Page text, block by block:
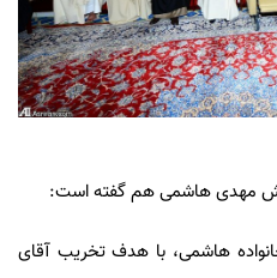
مهدی هاشمی هم گفته است:
هاشمی، با هدف تخریب آقای